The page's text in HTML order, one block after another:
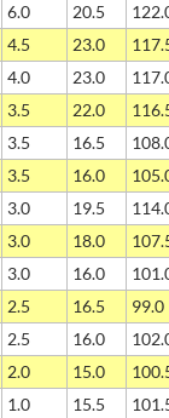
6.0 20.5
4.5 23.0
4.0 23.0
3.5 22.0
3.5 16.5
3.5 16.0
3.0 19.5
3.0 18.0
3.0 16.0
2.5 16.5
99.0
2.5 16.0
2.0 15.0
1.0 15.5